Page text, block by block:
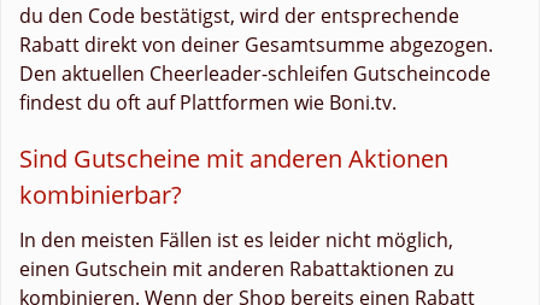
du den Code bestätigst, wird der entsprechende
Rabatt direkt von deiner Gesamtsumme abgezogen.
Den aktuellen Cheerleader-schleifen Gutscheincode
findest du oft auf Plattformen wie Boni.tv.
Sind Gutscheine mit anderen Aktionen
kombinierbar?
In den meisten Fällen ist es leider nicht möglich,
einen Gutschein mit anderen Rabattaktionen zu
kombinieren. Wenn der Shop bereits einen Rabatt